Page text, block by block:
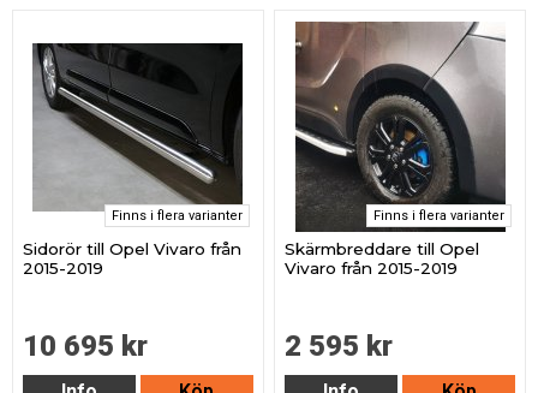
Finns i flera varianter
Sidorör till Opel Vivaro från
2015-2019
10 695 kr
Finns i flera varianter
Skärmbreddare till Opel
Vivaro från 2015-2019
2 595 kr